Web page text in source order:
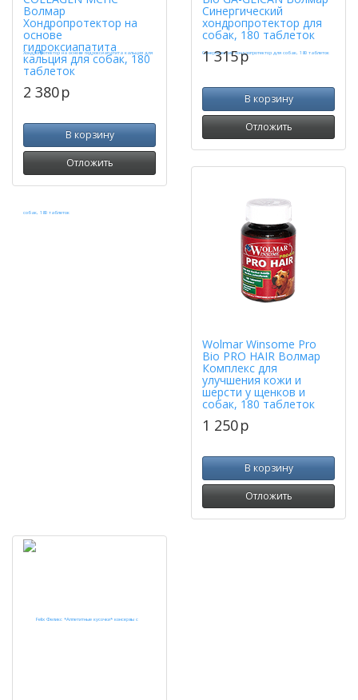
Волмар
Хондропротектор на
основе
гидроксиапатита
кальция для собак, 180
таблеток
2 380p
В корзину
Отложить
Синергический
хондропротектор для
собак, 180 таблеток
1 315p
В корзину
Отложить
Wolmar Winsome Pro
Bio PRO HAIR Волмар
Комплекс для
улучшения кожи и
шерсти у щенков и
собак, 180 таблеток
1 250p
В корзину
Отложить